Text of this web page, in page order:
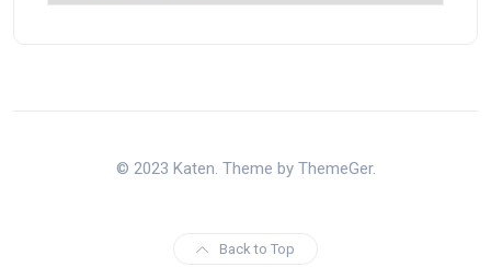
© 2023 Katen. Theme by ThemeGer.
Back to Top